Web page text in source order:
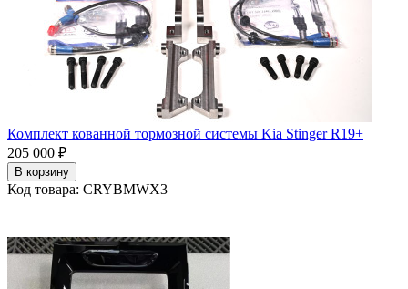
Комплект кованной тормозной системы Kia Stinger R19+
205 000 ₽
В корзину
Код товара: CRYBMWX3